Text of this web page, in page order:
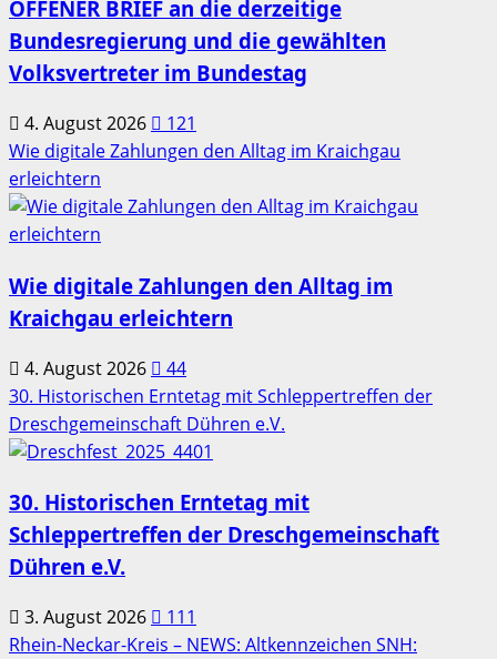
OFFENER BRIEF an die derzeitige
Bundesregierung und die gewählten
Volksvertreter im Bundestag
4. August 2026
121
Wie digitale Zahlungen den Alltag im Kraichgau
erleichtern
Wie digitale Zahlungen den Alltag im
Kraichgau erleichtern
4. August 2026
44
30. Historischen Erntetag mit Schleppertreffen der
Dreschgemeinschaft Dühren e.V.
30. Historischen Erntetag mit
Schleppertreffen der Dreschgemeinschaft
Dühren e.V.
3. August 2026
111
Rhein-Neckar-Kreis – NEWS: Altkennzeichen SNH: